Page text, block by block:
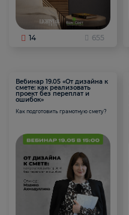
14 655
Вебинар 19.05 «От дизайна к
смете: как реализовать
проект без переплат и
ошибок»
Как подготовить грамотную смету?